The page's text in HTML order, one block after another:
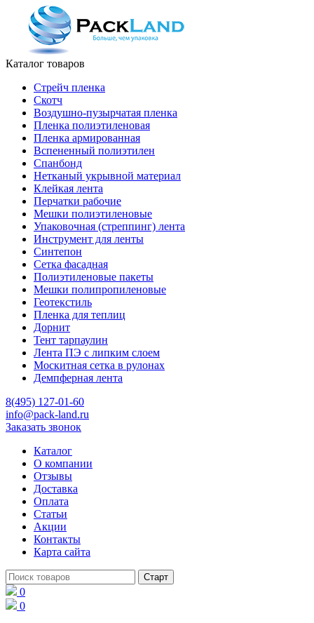
Каталог товаров
Стрейч пленка
Скотч
Воздушно-пузырчатая пленка
Пленка полиэтиленовая
Пленка армированная
Вспененный полиэтилен
Спанбонд
Нетканый укрывной материал
Клейкая лента
Перчатки рабочие
Мешки полиэтиленовые
Упаковочная (стреппинг) лента
Инструмент для ленты
Синтепон
Сетка фасадная
Полиэтиленовые пакеты
Мешки полипропиленовые
Геотекстиль
Пленка для теплиц
Дорнит
Тент тарпаулин
Лента ПЭ с липким слоем
Москитная сетка в рулонах
Демпферная лента
8(495) 127-01-60
info@pack-land.ru
Заказать звонок
Каталог
О компании
Отзывы
Доставка
Оплата
Статьи
Акции
Контакты
Карта сайта
0
0